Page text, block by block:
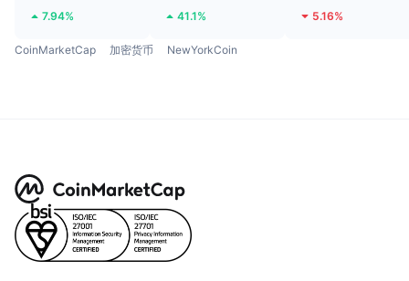
7.94% 41.1% 5.16%
CoinMarketCap 加密货币 NewYorkCoin